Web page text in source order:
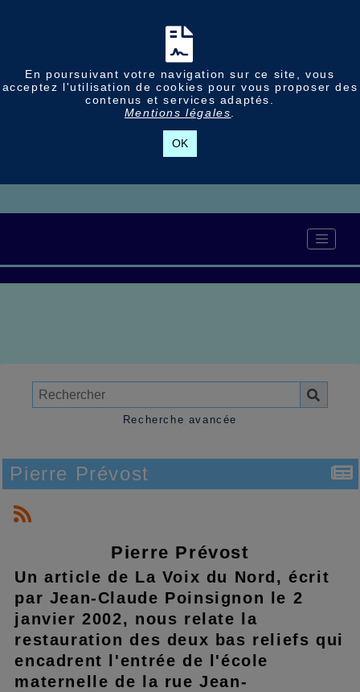
En poursuivant votre navigation sur ce site, vous
acceptez l'utilisation de cookies pour vous proposer des
contenus et services adaptés.
Mentions légales
OK
Recherche avancée
Pierre Prévost
Pierre Prévost
Un article de La Voix du Nord, écrit
par Jean-Claude Poinsignon le 2
janvier 2002, nous relate la
restauration des deux bas reliefs qui
encadrent l'entrée de l'école
maternelle de la rue Jean-